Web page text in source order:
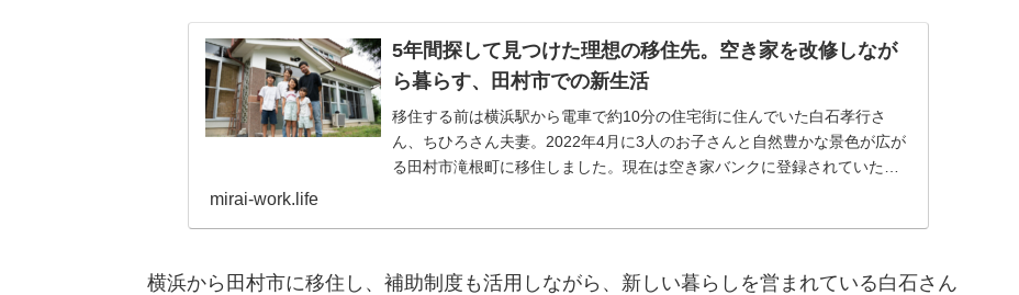
5年間探して見つけた理想の移住先。空き家を改修しなが
ら暮らす、田村市での新生活
移住する前は横浜駅から電車で約10分の住宅街に住んでいた白石孝行さ
ん、ちひろさん夫妻。2022年4月に3人のお子さんと自然豊かな景色が広が
る田村市滝根町に移住しました。現在は空き家バンクに登録されていた物
mirai-work.life
横浜から田村市に移住し、補助制度も活用しながら、新しい暮らしを営まれている白石さん